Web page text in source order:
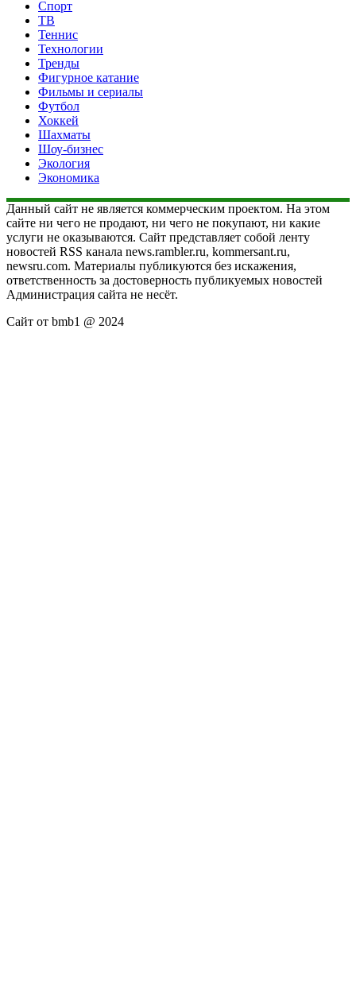
Спорт
ТВ
Теннис
Технологии
Тренды
Фигурное катание
Фильмы и сериалы
Футбол
Хоккей
Шахматы
Шоу-бизнес
Экология
Экономика
Данный сайт не является коммерческим проектом. На этом
сайте ни чего не продают, ни чего не покупают, ни какие
услуги не оказываются. Сайт представляет собой ленту
новостей RSS канала news.rambler.ru, kommersant.ru,
newsru.com. Материалы публикуются без искажения,
ответственность за достоверность публикуемых новостей
Администрация сайта не несёт.
Сайт от bmb1 @ 2024